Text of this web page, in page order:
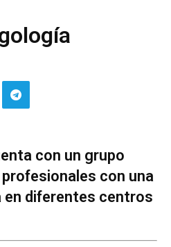
con un grupo
con una
en diferentes centros